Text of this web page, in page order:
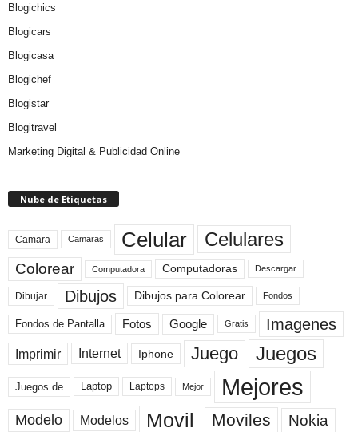
Blogichics
Blogicars
Blogicasa
Blogichef
Blogistar
Blogitravel
Marketing Digital & Publicidad Online
Nube de Etiquetas
Camara Camaras Celular Celulares
Colorear Computadora Computadoras Descargar
Dibujar Dibujos Dibujos para Colorear Fondos
Fondos de Pantalla Fotos Google Gratis Imagenes
Imprimir Internet Iphone Juego Juegos
Juegos de Laptop Laptops Mejor Mejores
Modelo Modelos Movil Moviles Nokia